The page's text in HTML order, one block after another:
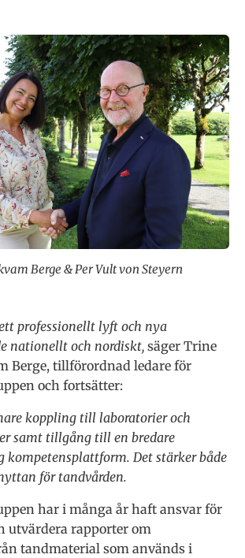
Berge & Per Vult von Steyern
professionellt lyft och nya
nationellt och nordiskt, säger Trine
Berge, tillförordnad ledare för
och fortsätter:
koppling till laboratorier och
samt tillgång till en bredare
kompetensplattform. Det stärker både
för tandvården.
har i många år haft ansvar för
utvärdera rapporter om
tandmaterial som används i